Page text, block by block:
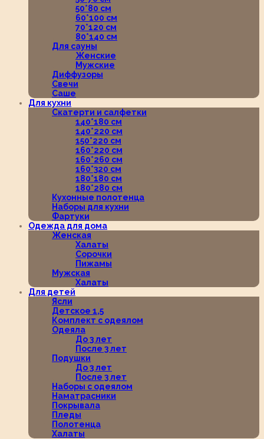
50*80 см
60*100 см
70*120 см
80*140 см
Для сауны
Женские
Мужские
Диффузоры
Свечи
Саше
Для кухни
Скатерти и салфетки
140*180 см
140*220 см
150*220 см
160*220 см
160*260 см
160*320 см
180*180 см
180*280 см
Кухонные полотенца
Наборы для кухни
Фартуки
Одежда для дома
Женская
Халаты
Сорочки
Пижамы
Мужская
Халаты
Для детей
Ясли
Детское 1,5
Комплект с одеялом
Одеяла
До 3 лет
После 3 лет
Подушки
До 3 лет
После 3 лет
Наборы с одеялом
Наматрасники
Покрывала
Пледы
Полотенца
Халаты